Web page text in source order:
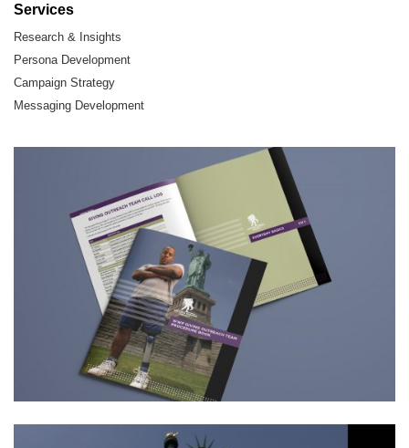
Services
Research & Insights
Persona Development
Campaign Strategy
Messaging Development